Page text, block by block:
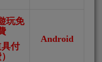
玩免
具付
Android